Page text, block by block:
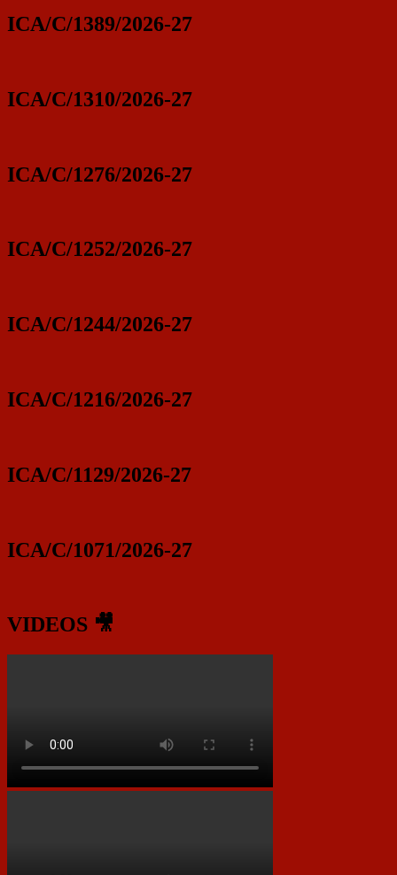
ICA/C/1389/2026-27
ICA/C/1310/2026-27
ICA/C/1276/2026-27
ICA/C/1252/2026-27
ICA/C/1244/2026-27
ICA/C/1216/2026-27
ICA/C/1129/2026-27
ICA/C/1071/2026-27
VIDEOS 🎥